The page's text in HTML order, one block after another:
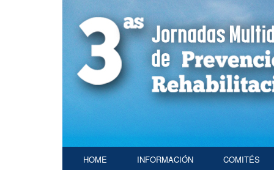
HOME INFORMACIÓN COMITÉS